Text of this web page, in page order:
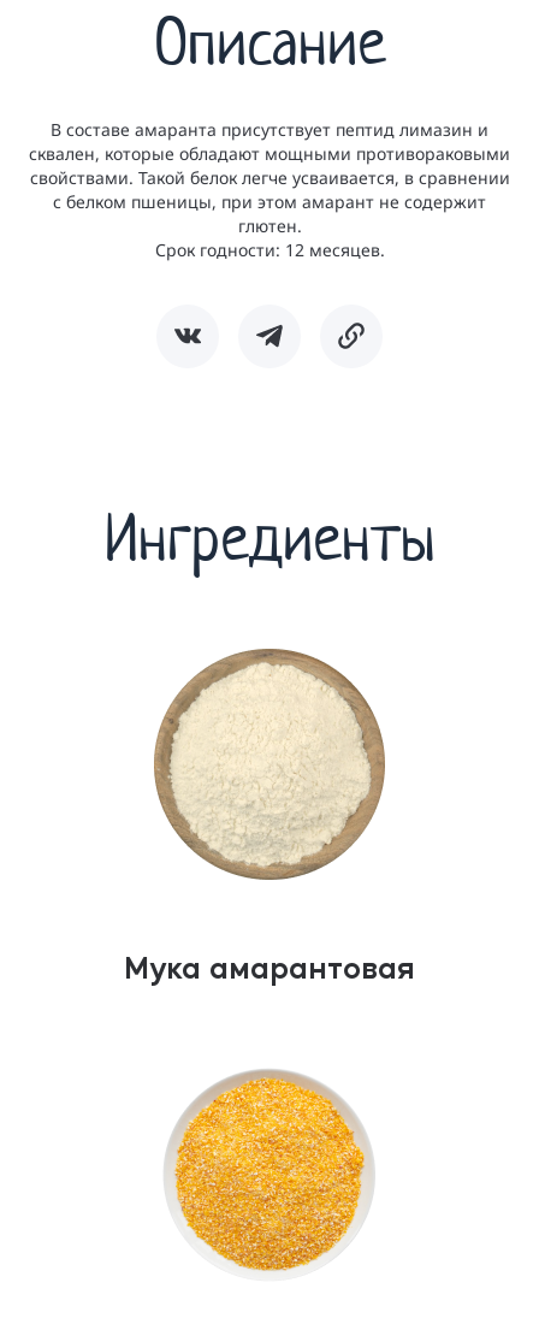
Описание
В составе амаранта присутствует пептид лимазин и
сквален, которые обладают мощными противораковыми
свойствами. Такой белок легче усваивается, в сравнении
с белком пшеницы, при этом амарант не содержит
глютен.
Срок годности: 12 месяцев.
Ингредиенты
Мука амарантовая